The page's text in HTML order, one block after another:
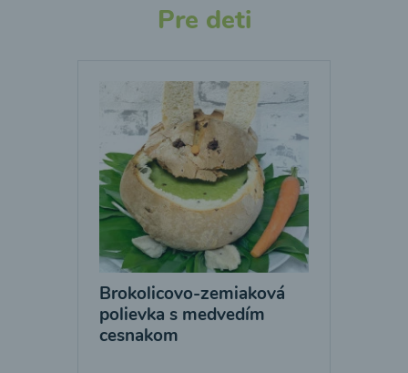
Pre deti
Brokolicovo-zemiaková
polievka s medvedím
cesnakom